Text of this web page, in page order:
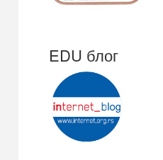
EDU блог